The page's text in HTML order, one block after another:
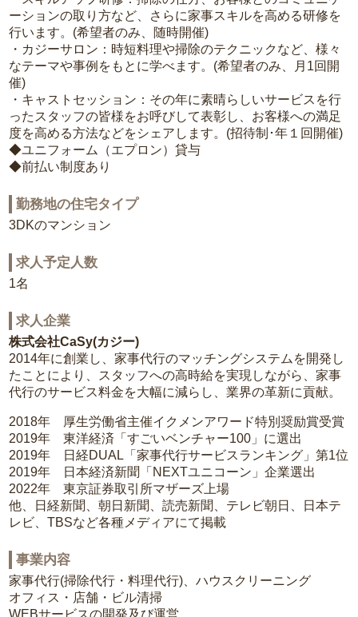
ーションの取り方など、さらに家事スキルを高める研修を
行います。(希望者のみ、随時開催)
・カジーサロン：時短料理や掃除のテクニックなど、様々
なテーマや事例をもとに学べます。(希望者のみ、月1回開
催)
・キャストセッション：その年に素晴らしいサービスを行
ったスタッフの皆様をお呼びして表彰し、お客様への満足
度を高める方法などをシェアします。(招待制･年１回開催)
◆ユニフォーム（エプロン）貸与
◆前払い制度あり
勤務地の住宅タイプ
3DKのマンション
求人予定人数
1名
求人企業
株式会社CaSy(カジー)
2014年に創業し、家事代行のマッチングシステムを開発し
たことにより、スタッフへの高時給を実現しながら、家事
代行のサービス料金を大幅に減らし、業界の革新に貢献。
2018年 厚生労働省主催イクメンアワード特別奨励賞受賞
2019年 東洋経済「すごいベンチャー100」に選出
2019年 日経DUAL「家事代行サービスランキング」第1位
2019年 日本経済新聞「NEXTユニコーン」企業選出
2022年 東京証券取引所マザーズ上場
他、日経新聞、朝日新聞、読売新聞、テレビ朝日、日本テ
レビ、TBSなど各種メディアにて掲載
事業内容
家事代行(掃除代行・料理代行)、ハウスクリーニング
オフィス・店舗・ビル清掃